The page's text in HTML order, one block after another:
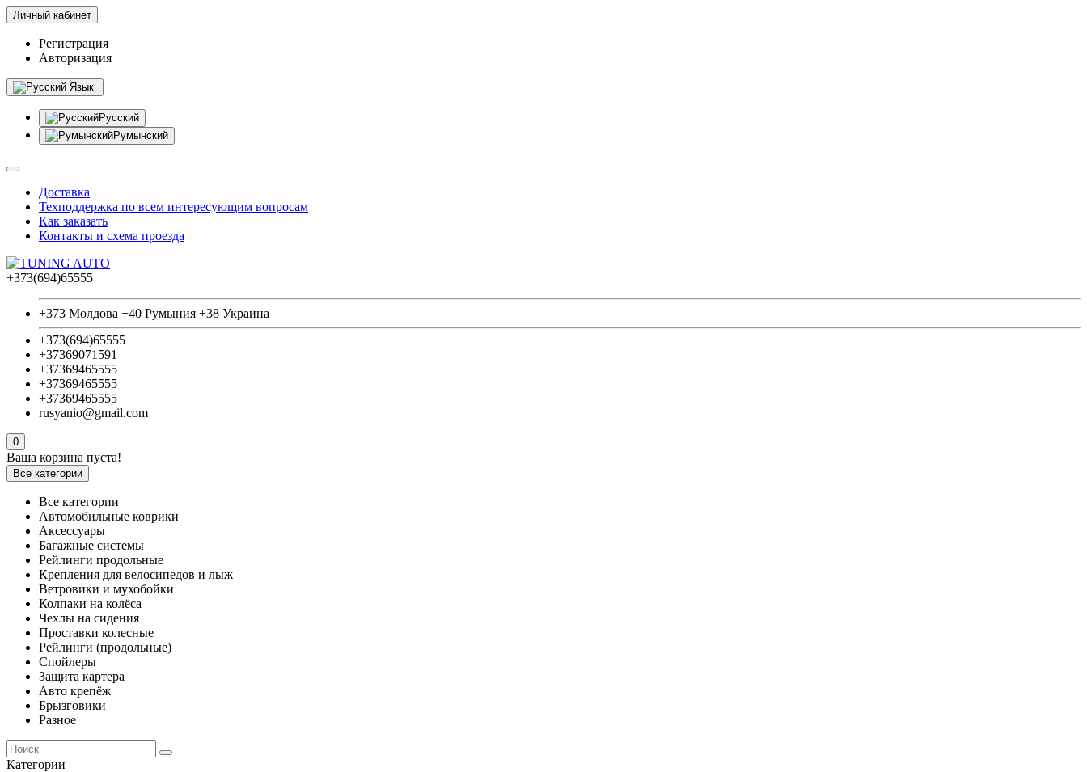
Личный кабинет
Регистрация
Авторизация
Язык
Русский
Румынский
Доставка
Техподдержка по всем интересующим вопросам
Как заказать
Контакты и схема проезда
+373(694)65555
+373 Молдова +40 Румыния +38 Украина
+373(694)65555
+37369071591
+37369465555
+37369465555
+37369465555
rusyanio@gmail.com
0
Ваша корзина пуста!
Все категории
Все категории
Автомобильные коврики
Аксессуары
Багажные системы
Рейлинги продольные
Крепления для велосипедов и лыж
Ветровики и мухобойки
Колпаки на колёса
Чехлы на сидения
Проставки колесные
Рейлинги (продольные)
Спойлеры
Защита картера
Авто крепёж
Брызговики
Разное
Категории